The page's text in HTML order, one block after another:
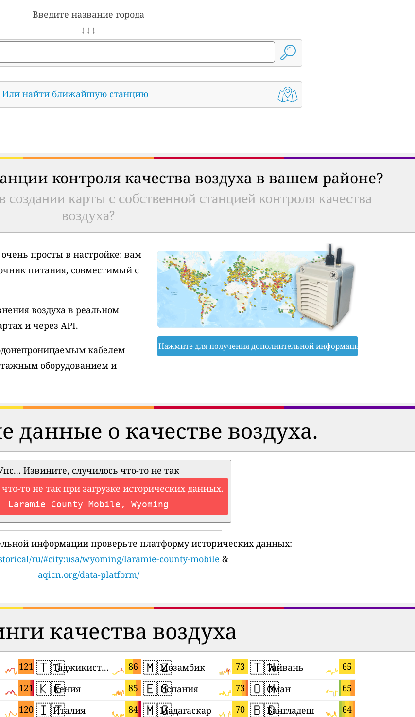
Введите название города
↓ ↓ ↓
Или найти ближайшую станцию
контроля качества воздуха в вашем районе?
карты с собственной станцией контроля качества
воздуха?
просты в настройке: вам
питания, совместимый с
воздуха в реальном
и через API.
кабелем
оборудованием и
Нажмите для получения дополнительной информации
данные о качестве воздуха.
Извините, случилось что-то не так
то не так при загрузке исторических данных.
Laramie County Mobile, Wyoming
информации проверьте платформу исторических данных:
ru/#city:usa/wyoming/laramie-county-mobile &
aqicn.org/data-platform/
качества воздуха
121
121
120
🇹🇯 86
Таджикистан
🇰🇪 85
Кения
🇮🇹 84
Италия
🇲🇿 73
Мозамбик
🇪🇸 73
Испания
🇲🇬 70
Мадагаскар
🇹🇼 65
Тайвань
🇴🇲 65
Оман
🇧🇩 64
Бангладеш